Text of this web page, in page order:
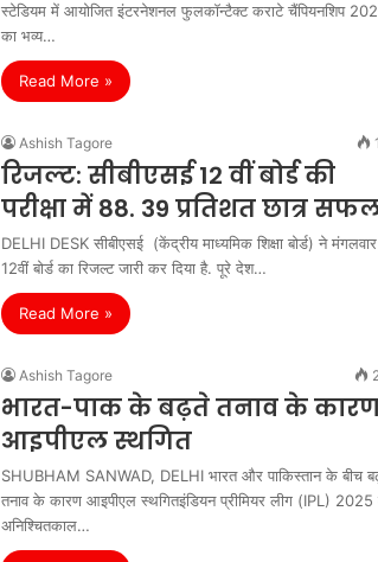
स्टेडियम में आयोजित इंटरनेशनल फुलकॉन्टैक्ट कराटे चैंपियनशिप
का भव्य…
Read More »
Ashish Tagore
रिजल्‍ट: सीबीएसई 12 वीं बोर्ड की
परीक्षा में 88. 39 प्रतिशत छात्र
DELHI DESK सीबीएसई (केंद्रीय माध्यमिक शिक्षा बोर्ड) ने
12वीं बोर्ड का रिजल्ट जारी कर दिया है. पूरे देश…
Read More »
Ashish Tagore
भारत-पाक के बढ़ते तनाव के
आइपीएल स्‍थगित
SHUBHAM SANWAD, DELHI भारत और पाकिस्‍तान के बीच
तनाव के कारण आइपीएल स्‍थगितइंडियन प्रीमियर लीग (IPL) 2025
अनिश्चितकाल…